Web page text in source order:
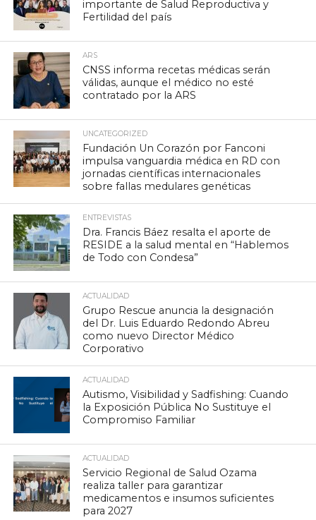
importante de Salud Reproductiva y
Fertilidad del país
ARS
CNSS informa recetas médicas serán
válidas, aunque el médico no esté
contratado por la ARS
UNCATEGORIZED
Fundación Un Corazón por Fanconi
impulsa vanguardia médica en RD con
jornadas científicas internacionales
sobre fallas medulares genéticas
ENTREVISTAS
Dra. Francis Báez resalta el aporte de
RESIDE a la salud mental en “Hablemos
de Todo con Condesa”
ACTUALIDAD
Grupo Rescue anuncia la designación
del Dr. Luis Eduardo Redondo Abreu
como nuevo Director Médico
Corporativo
ACTUALIDAD
Autismo, Visibilidad y Sadfishing: Cuando
la Exposición Pública No Sustituye el
Compromiso Familiar
ACTUALIDAD
Servicio Regional de Salud Ozama
realiza taller para garantizar
medicamentos e insumos suficientes
para 2027